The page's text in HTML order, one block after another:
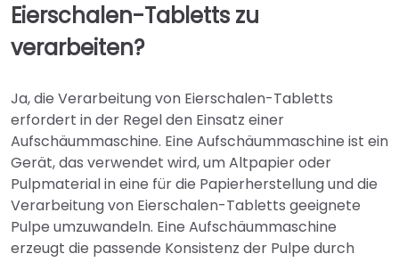
Eierschalen-Tabletts zu
verarbeiten?
Ja, die Verarbeitung von Eierschalen-Tabletts
erfordert in der Regel den Einsatz einer
Aufschäummaschine. Eine Aufschäummaschine ist ein
Gerät, das verwendet wird, um Altpapier oder
Pulpmaterial in eine für die Papierherstellung und die
Verarbeitung von Eierschalen-Tabletts geeignete
Pulpe umzuwandeln. Eine Aufschäummaschine
erzeugt die passende Konsistenz der Pulpe durch